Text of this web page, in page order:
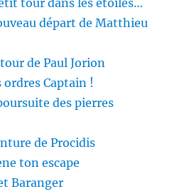
départ de Matthieu
de Paul Jorion
ordres Captain !
des pierres
de Procidis
ton escape
Baranger